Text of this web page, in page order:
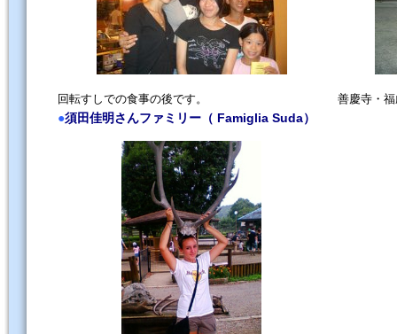
回転すしでの食事の後です。 善慶寺・
●須田佳明さんファミリー（ Famiglia Suda）